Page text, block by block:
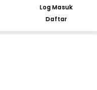
Log Masuk
Daftar